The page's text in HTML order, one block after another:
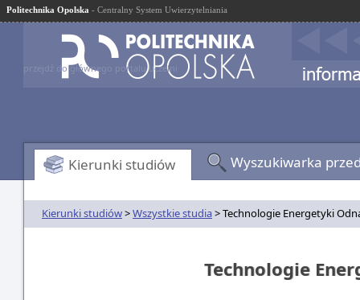
Politechnika Opolska - Centralny System Uwierzytelniania
przejdź do głównego portalu uczelni
Kierunki studiów Wyszukiwarka
Kierunki studiów>Wszystkie studia> Technologie Energetyki
Technologie